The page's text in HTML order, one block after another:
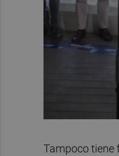
Tampoco tiene